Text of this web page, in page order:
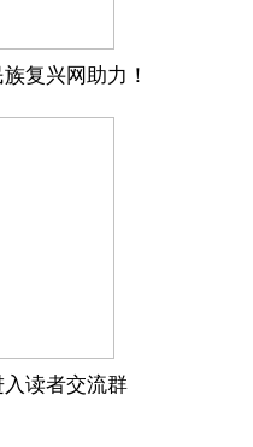
复兴网助力！
读者交流群